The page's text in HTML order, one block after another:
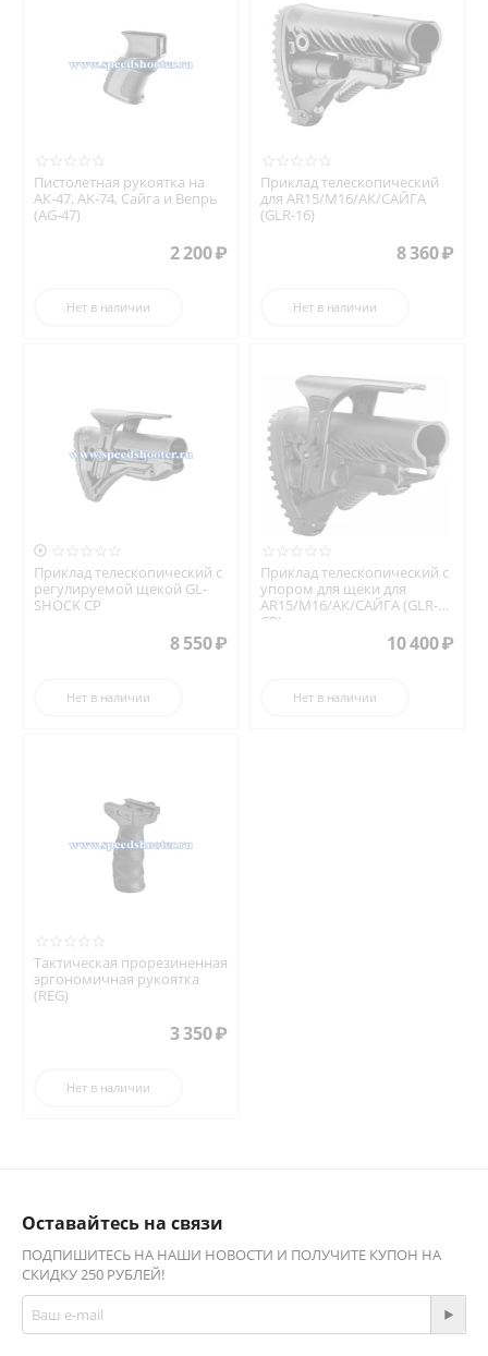
Пистолетная рукоятка на
АК-47, AK-74, Сайга и Вепрь
(AG-47)
2 200₽
Нет в наличии
Приклад телескопический
для AR15/M16/АК/САЙГА
(GLR-16)
8 360₽
Нет в наличии

Приклад телескопический с
регулируемой щекой GL-
SHOCK CP
8 550₽
Нет в наличии
Приклад телескопический с
упором для щеки для
AR15/M16/АК/САЙГА (GLR-16
CP)
10 400₽
Нет в наличии
Тактическая прорезиненная
эргономичная рукоятка
(REG)
3 350₽
Нет в наличии
Оставайтесь на связи
ПОДПИШИТЕСЬ НА НАШИ НОВОСТИ И ПОЛУЧИТЕ КУПОН НА
СКИДКУ 250 РУБЛЕЙ!